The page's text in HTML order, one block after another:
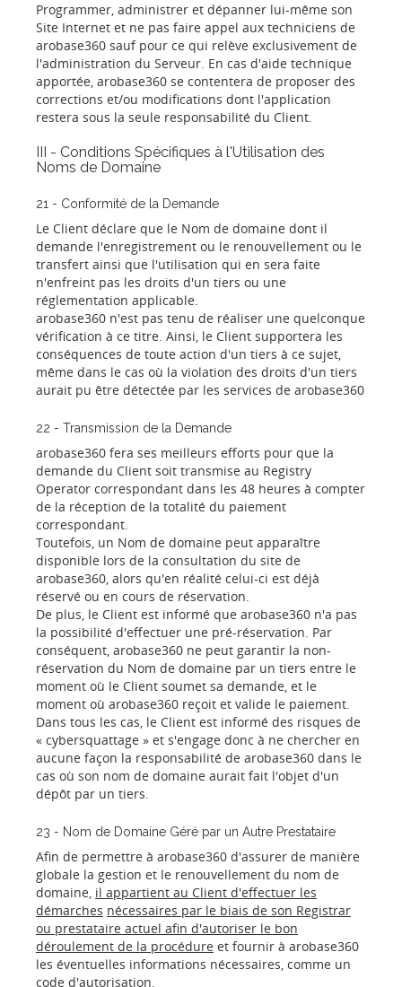
Programmer, administrer et dépanner lui-même son
Site Internet et ne pas faire appel aux techniciens de
arobase360 sauf pour ce qui relève exclusivement de
l'administration du Serveur. En cas d'aide technique
apportée, arobase360 se contentera de proposer des
corrections et/ou modifications dont l'application
restera sous la seule responsabilité du Client.
III - Conditions Spécifiques à l'Utilisation des
Noms de Domaine
21 - Conformité de la Demande
Le Client déclare que le Nom de domaine dont il
demande l'enregistrement ou le renouvellement ou le
transfert ainsi que l'utilisation qui en sera faite
n'enfreint pas les droits d'un tiers ou une
réglementation applicable.
arobase360 n'est pas tenu de réaliser une quelconque
vérification à ce titre. Ainsi, le Client supportera les
conséquences de toute action d'un tiers à ce sujet,
même dans le cas où la violation des droits d'un tiers
aurait pu être détectée par les services de arobase360
22 - Transmission de la Demande
arobase360 fera ses meilleurs efforts pour que la
demande du Client soit transmise au Registry
Operator correspondant dans les 48 heures à compter
de la réception de la totalité du paiement
correspondant.
Toutefois, un Nom de domaine peut apparaître
disponible lors de la consultation du site de
arobase360, alors qu'en réalité celui-ci est déjà
réservé ou en cours de réservation.
De plus, le Client est informé que arobase360 n'a pas
la possibilité d'effectuer une pré-réservation. Par
conséquent, arobase360 ne peut garantir la non-
réservation du Nom de domaine par un tiers entre le
moment où le Client soumet sa demande, et le
moment où arobase360 reçoit et valide le paiement.
Dans tous les cas, le Client est informé des risques de
« cybersquattage » et s'engage donc à ne chercher en
aucune façon la responsabilité de arobase360 dans le
cas où son nom de domaine aurait fait l'objet d'un
dépôt par un tiers.
23 - Nom de Domaine Géré par un Autre Prestataire
Afin de permettre à arobase360 d'assurer de manière
globale la gestion et le renouvellement du nom de
domaine, il appartient au Client d'effectuer les
démarches nécessaires par le biais de son Registrar
ou prestataire actuel afin d'autoriser le bon
déroulement de la procédure et fournir à arobase360
les éventuelles informations nécessaires, comme un
code d'autorisation.